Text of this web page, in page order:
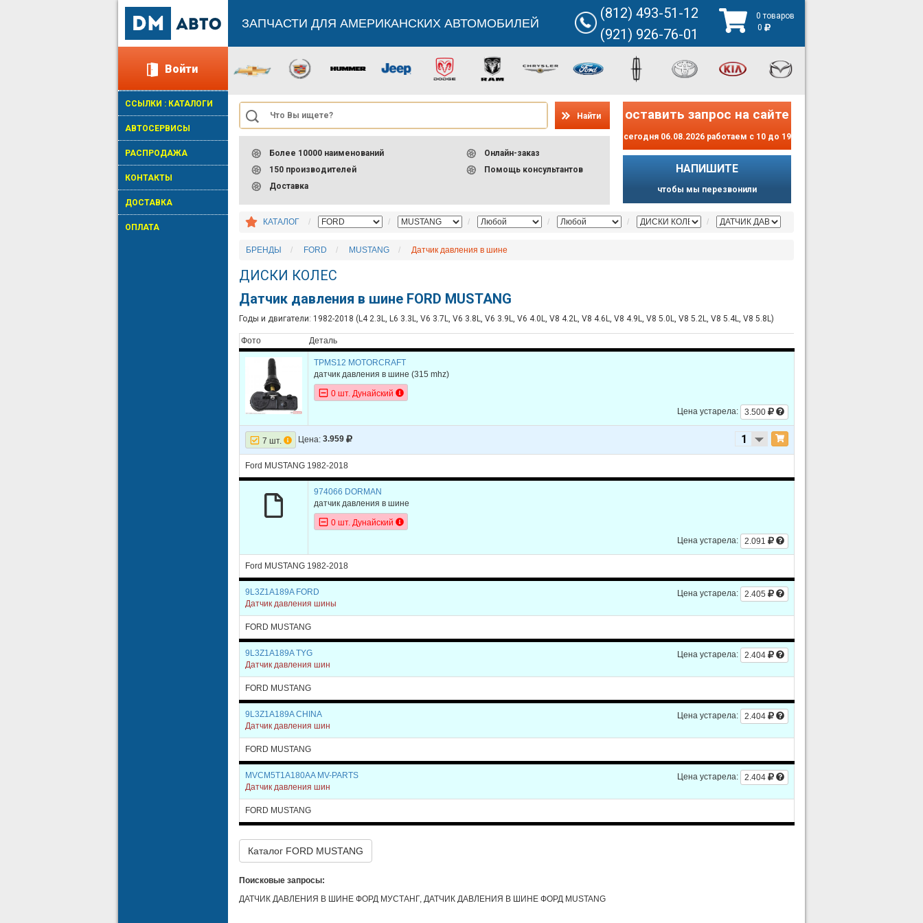
Войти
ССЫЛКИ : КАТАЛОГИ
АВТОСЕРВИСЫ
РАСПРОДАЖА
КОНТАКТЫ
ДОСТАВКА
ОПЛАТА
ЗАПЧАСТИ ДЛЯ АМЕРИКАНСКИХ АВТОМОБИЛЕЙ
(812) 493-51-12
(921) 926-76-01
0 товаров
0
Найти
Более 10000 наименований
150 производителей
Доставка
Онлайн-заказ
Помощь консультантов
оставить запрос на сайте
сегодня 06.08.2026 работаем с 10 до 19
НАПИШИТЕ
чтобы мы перезвонили
КАТАЛОГ
БРЕНДЫ FORD MUSTANG Датчик давления в шине
ДИСКИ КОЛЕС
Датчик давления в шине FORD MUSTANG
Годы и двигатели: 1982-2018 (L4 2.3L, L6 3.3L, V6 3.7L, V6 3.8L, V6 3.9L, V6 4.0L, V8 4.2L, V8 4.6L, V8 4.9L, V8 5.0L, V8 5.2L, V8 5.4L, V8 5.8L)
Фото Деталь
TPMS12 MOTORCRAFT
датчик давления в шине (315 mhz)
0 шт. Дунайский
Цена устарела:
3.500
7 шт. Цена: 3.959
Ford MUSTANG 1982-2018
974066 DORMAN
датчик давления в шине
0 шт. Дунайский
Цена устарела:
2.091
Ford MUSTANG 1982-2018
Цена устарела: 2.405
9L3Z1A189A FORD
Датчик давления шины
FORD MUSTANG
Цена устарела: 2.404
9L3Z1A189A TYG
Датчик давления шин
FORD MUSTANG
Цена устарела: 2.404
9L3Z1A189A CHINA
Датчик давления шин
FORD MUSTANG
Цена устарела: 2.404
MVCM5T1A180AA MV-PARTS
Датчик давления шин
FORD MUSTANG
Каталог FORD MUSTANG
Поисковые запросы:
ДАТЧИК ДАВЛЕНИЯ В ШИНЕ ФОРД МУСТАНГ, ДАТЧИК ДАВЛЕНИЯ В ШИНЕ ФОРД MUSTANG